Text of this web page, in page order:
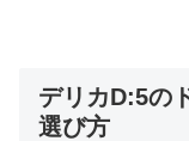
デリカD:5の
選び方